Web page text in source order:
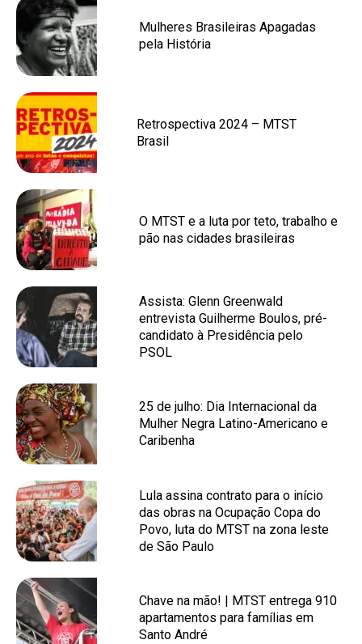
Mulheres Brasileiras Apagadas
pela História
Retrospectiva 2024 – MTST
Brasil
O MTST e a luta por teto, trabalho e
pão nas cidades brasileiras
Assista: Glenn Greenwald
entrevista Guilherme Boulos, pré-
candidato à Presidência pelo
PSOL
25 de julho: Dia Internacional da
Mulher Negra Latino-Americano e
Caribenha
Lula assina contrato para o início
das obras na Ocupação Copa do
Povo, luta do MTST na zona leste
de São Paulo
Chave na mão! | MTST entrega 910
apartamentos para famílias em
Santo André